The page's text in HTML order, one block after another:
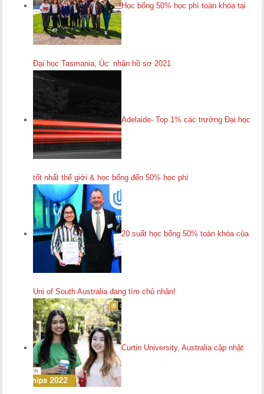
Học bổng 50% học phí toàn khóa tại
Đại học Tasmania, Úc: nhận hồ sơ 2021
Adelaide- Top 1% các trường Đại học
tốt nhất thế giới & học bổng đến 50% học phí
20 suất học bổng 50% toàn khóa của
Uni of South Australia đang tìm chủ nhân!
Curtin University, Australia cập nhật